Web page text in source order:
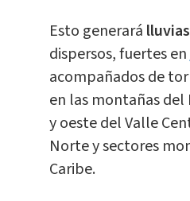
Esto generará
dispersos, fuertes en
acompañados de
en las montañas
y oeste del Valle
Norte y sectores
Caribe.